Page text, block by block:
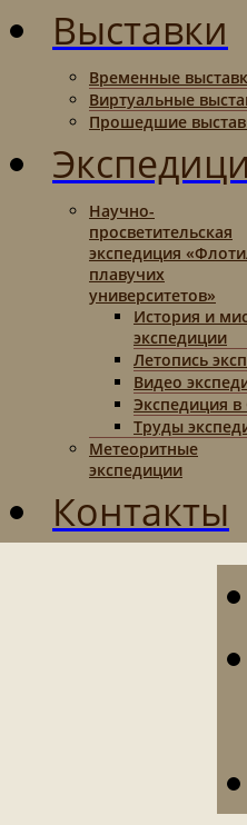
Выставки
Временные
Виртуальные
Прошедшие
Научно-
просветительская
экспедиция
плавучих
университетов»
История и
экспедиции
Летопись
Видео
Экспедиция
Труды
Метеоритные
экспедиции
Контакты